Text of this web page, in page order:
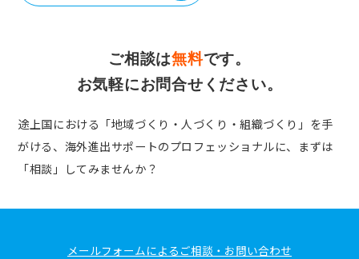
ご相談は無料です。
お気軽にお問合せください。
途上国における「地域づくり・人づくり・組織づくり」を手
がける、 海外進出サポートのプロフェッショナルに、まずは
「相談」してみませんか？
メールフォームによるご相談・お問い合わせ